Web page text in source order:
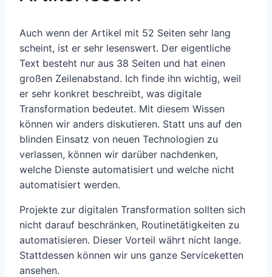
Auch wenn der Artikel mit 52 Seiten sehr lang
scheint, ist er sehr lesenswert. Der eigentliche
Text besteht nur aus 38 Seiten und hat einen
großen Zeilenabstand. Ich finde ihn wichtig, weil
er sehr konkret beschreibt, was digitale
Transformation bedeutet. Mit diesem Wissen
können wir anders diskutieren. Statt uns auf den
blinden Einsatz von neuen Technologien zu
verlassen, können wir darüber nachdenken,
welche Dienste automatisiert und welche nicht
automatisiert werden.
Projekte zur digitalen Transformation sollten sich
nicht darauf beschränken, Routinetätigkeiten zu
automatisieren. Dieser Vorteil währt nicht lange.
Stattdessen können wir uns ganze Serviceketten
ansehen.